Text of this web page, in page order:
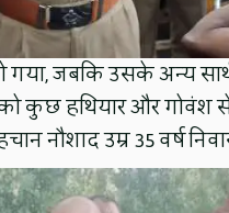
जबकि उसके अन्य
कुछ हथियार और गोवंश
उम्र 35 वर्ष